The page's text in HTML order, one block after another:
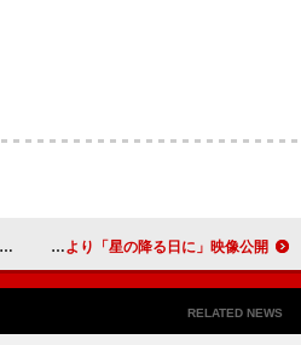
aiko、野外フリーライブより「星の降る日に」映像公開
RELATED NEWS